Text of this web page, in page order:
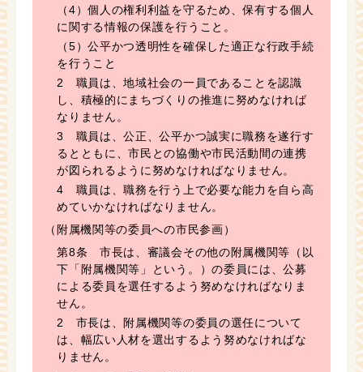
（4）個人の権利利益を守るため、保有する個人
に関する情報の保護を行うこと。
（5）公平かつ透明性を確保した適正な行政手続
を行うこと
2 職員は、地域社会の一員であることを認識
し、積極的にまちづくりの推進に努めなければ
なりません。
3 職員は、公正、公平かつ誠実に職務を遂行す
るとともに、市民との協働や市民活動間の連携
が図られるように努めなければなりません。
4 職員は、職務を行う上で必要な能力を自ら高
めていかなければなりません。
（附属機関等の委員への市民参画）
第8条 市長は、審議会その他の附属機関等（以
下「附属機関等」という。）の委員には、公募
による委員を選任するよう努めなければなりま
せん。
2 市長は、附属機関等の委員の選任について
は、幅広い人材を選出するよう努めなければな
りません。